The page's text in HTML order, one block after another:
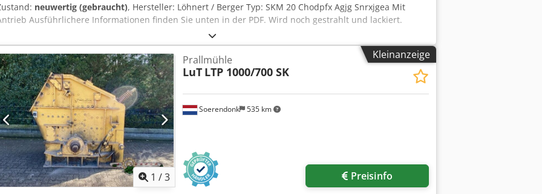
neuwertig (gebraucht), Hersteller: Löhnert / Berger Typ: SKM 20 Chodpfx Agjg Snrxjgea Mit
Ausführlichere Informationen finden Sie unten in der PDF. Wird noch gestrahlt und lackiert.
Kleinanzeige
1 /3
Soerendonk 535 km
Prallmühle
LuT LTP 1000/700 SK
Preisinfo